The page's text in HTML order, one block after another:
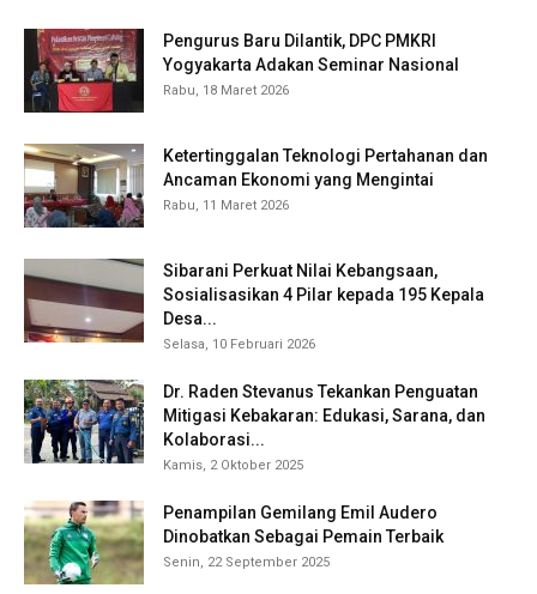
Pengurus Baru Dilantik, DPC PMKRI
Yogyakarta Adakan Seminar Nasional
Rabu, 18 Maret 2026
Ketertinggalan Teknologi Pertahanan dan
Ancaman Ekonomi yang Mengintai
Rabu, 11 Maret 2026
Sibarani Perkuat Nilai Kebangsaan,
Sosialisasikan 4 Pilar kepada 195 Kepala
Desa...
Selasa, 10 Februari 2026
Dr. Raden Stevanus Tekankan Penguatan
Mitigasi Kebakaran: Edukasi, Sarana, dan
Kolaborasi...
Kamis, 2 Oktober 2025
Penampilan Gemilang Emil Audero
Dinobatkan Sebagai Pemain Terbaik
Senin, 22 September 2025